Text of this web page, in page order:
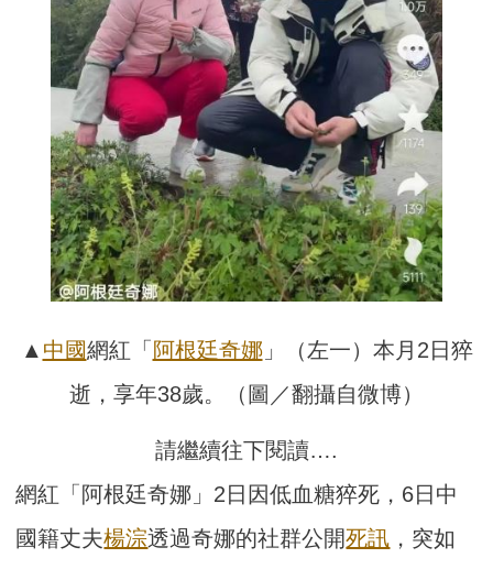
▲ 中國網紅「 阿根廷奇娜」（左一）本月2日猝
逝，享年38歲。（圖／翻攝自微博）
請繼續往下閱讀….
網紅「阿根廷奇娜」2日因低血糖猝死，6日中
國籍丈夫楊淙透過奇娜的社群公開死訊 ，突如